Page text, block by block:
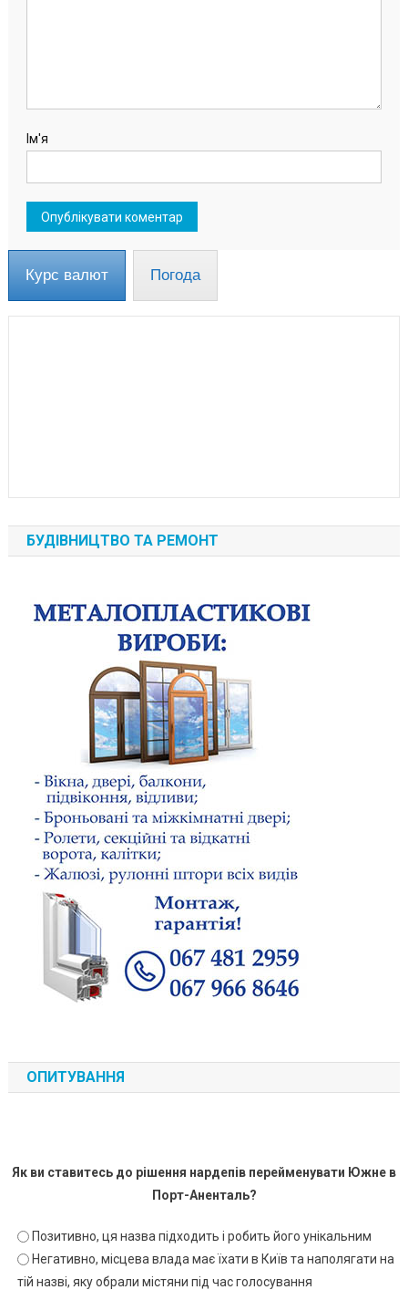
Ім'я
Курс валют Погода
БУДІВНИЦТВО ТА РЕМОНТ
ОПИТУВАННЯ
Як ви ставитесь до рішення нардепів перейменувати Южне в
Порт-Аненталь?
Позитивно, ця назва підходить і робить його унікальним
Негативно, місцева влада має їхати в Київ та наполягати на
тій назві, яку обрали містяни під час голосування